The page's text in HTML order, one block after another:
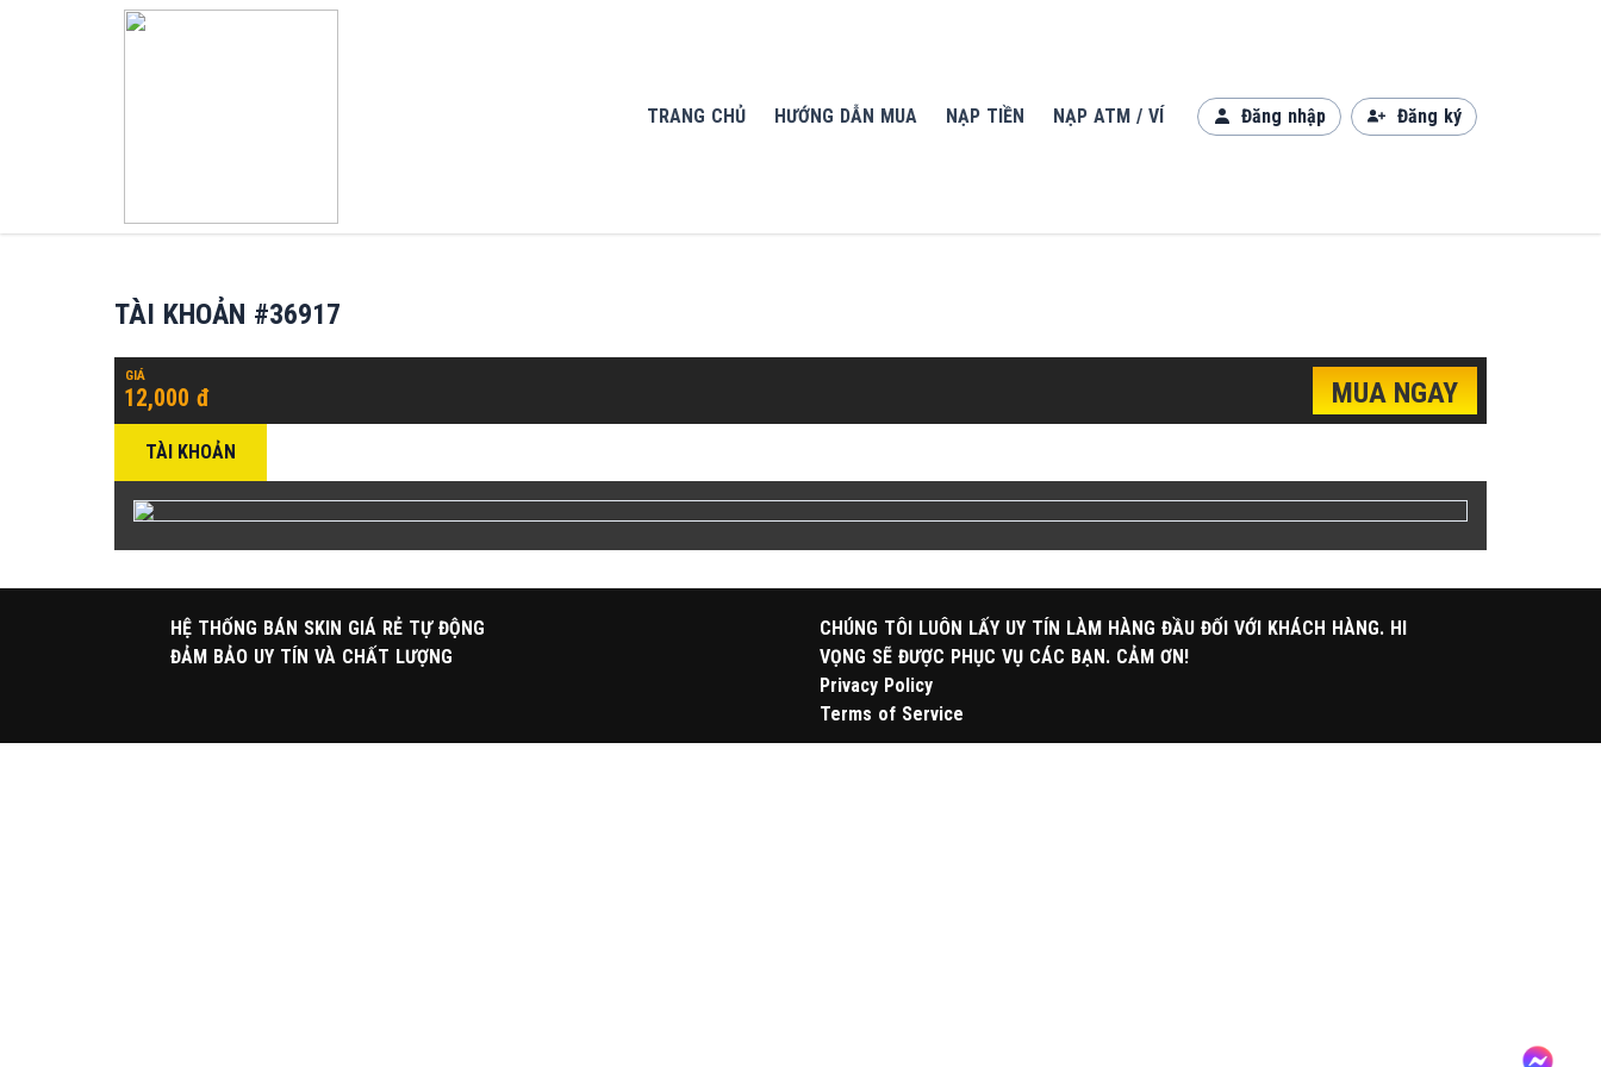
TRANG CHỦ HƯỚNG DẪN MUA NẠP TIỀN NẠP ATM / VÍ Đăng nhập Đăng ký
TÀI KHOẢN #36917
12,000 đ
GIÁ
MUA NGAY
TÀI KHOẢN
HỆ THỐNG BÁN SKIN GIÁ RẺ TỰ ĐỘNG
ĐẢM BẢO UY TÍN VÀ CHẤT LƯỢNG
CHÚNG TÔI LUÔN LẤY UY TÍN LÀM HÀNG ĐẦU ĐỐI VỚI KHÁCH HÀNG. HI
VỌNG SẼ ĐƯỢC PHỤC VỤ CÁC BẠN. CẢM ƠN!
Privacy Policy
Terms of Service